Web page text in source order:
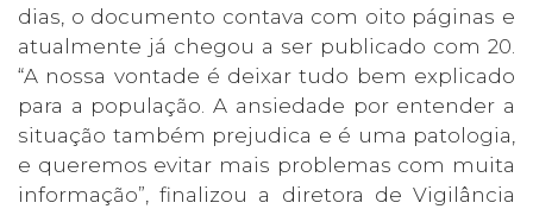
dias, o documento contava com oito páginas e
atualmente já chegou a ser publicado com 20.
“A nossa vontade é deixar tudo bem explicado
para a população. A ansiedade por entender a
situação também prejudica e é uma patologia,
e queremos evitar mais problemas com muita
informação”, finalizou a diretora de Vigilância